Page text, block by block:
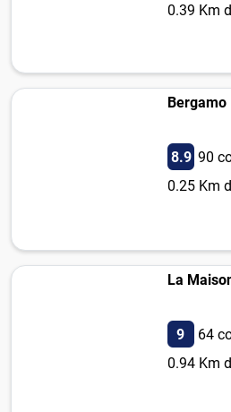
0.39 Km
Bergamo
8.9 90
0.25 Km
La
9
64
0.94 Km